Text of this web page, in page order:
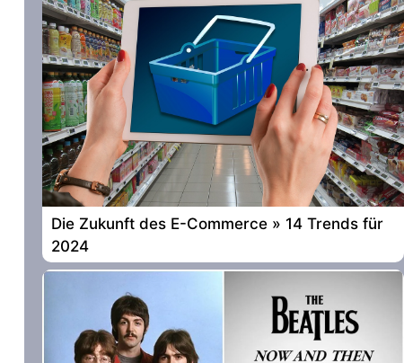
Die Zukunft des E-Commerce » 14 Trends für
2024